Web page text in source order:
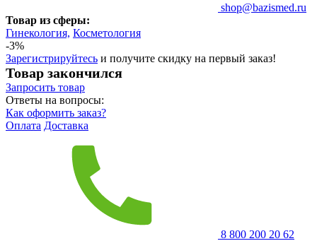
shop@bazismed.ru
Товар из сферы:
Гинекология, Косметология
-3%
Зарегистрируйтесь и получите скидку на первый заказ!
Товар закончился
Запросить товар
Ответы на вопросы:
Как оформить заказ?
Оплата Доставка
8 800 200 20 62